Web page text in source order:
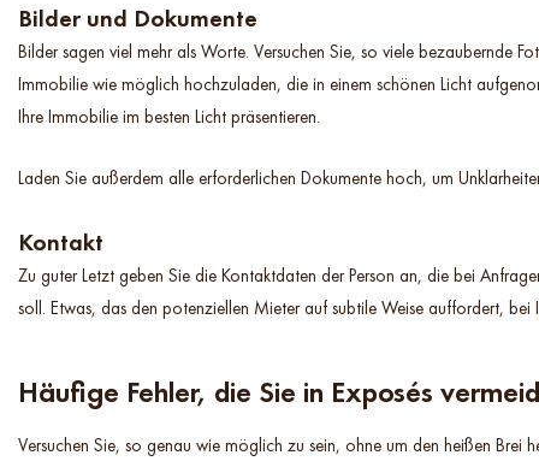
Bilder und Dokumente
Bilder sagen viel mehr als Worte. Versuchen Sie, so viele bezaubernde
Immobilie wie möglich hochzuladen, die in einem schönen Licht
Ihre Immobilie im besten Licht präsentieren.
Laden Sie außerdem alle erforderlichen Dokumente hoch, um
Kontakt
Zu guter Letzt geben Sie die Kontaktdaten der Person an, die bei
soll. Etwas, das den potenziellen Mieter auf subtile Weise auffordert, bei
Häufige Fehler, die Sie in Exposés
Versuchen Sie, so genau wie möglich zu sein, ohne um den heißen Brei